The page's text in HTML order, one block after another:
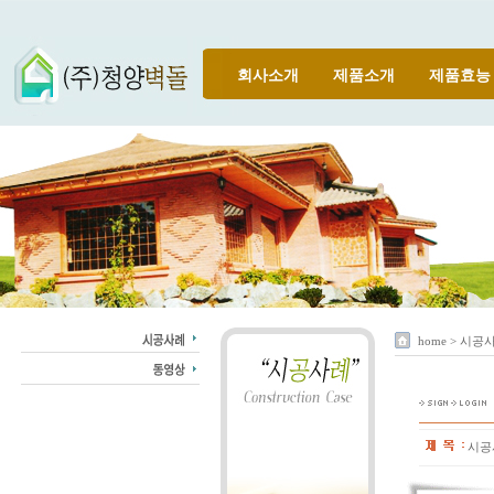
회사소개 제품소개 제품효능
home > 시공
시공